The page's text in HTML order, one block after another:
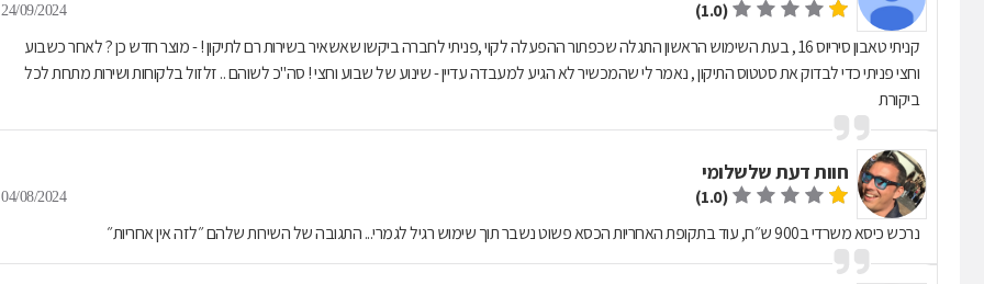
(1.0)
24/09/2024
קניתי טאבון סיריוס 16 , בעת השימוש הראשון התגלה שכפתור ההפעלה לקוי ,פניתי לחברה ביקשו שאשאיר בשירות רם לתיקון ! - מוצר חדש כן ? לאחר כשבוע
וחצי פניתי כדי לבדוק את סטטוס התיקון , נאמר לי שהמכשיר לא הגיע למעבדה עדיין - שינוע של שבוע וחצי ! סה"כ לשוהם .. זלזול בלקוחות ושירות מתחת לכל
ביקורת
חוות דעת שלשלומי
(1.0)
04/08/2024
נרכש כיסא משרדי ב900 ש״ח, עוד בתקופת האחריות הכסא פשוט נשבר תוך שימוש רגיל לגמרי... התגובה של השירות שלהם ״לזה אין אחריות״